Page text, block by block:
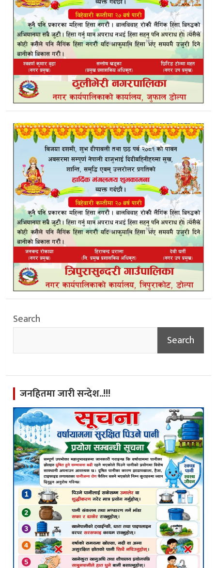
Search
Search
जनहितमा जारी सन्देश..!!!